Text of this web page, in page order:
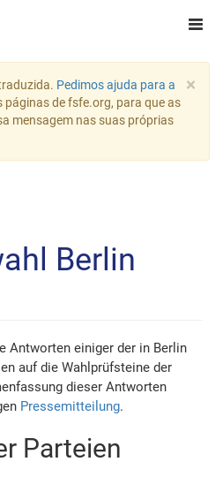
×
Pedimos ajuda para a
páginas de fsfe.org, para que as
mensagem nas suas próprias
Berlin
Antworten einiger der in Berlin
auf die Wahlprüfsteine der
dieser Antworten
Pressemitteilung.
Parteien